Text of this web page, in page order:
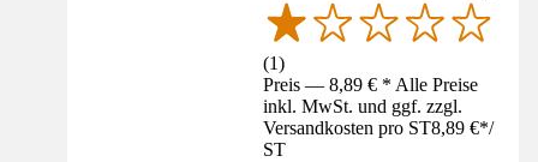
(1)
Preis — 8,89 € * Alle Preise
inkl. MwSt. und ggf. zzgl.
Versandkosten pro ST8,89 €*/
ST